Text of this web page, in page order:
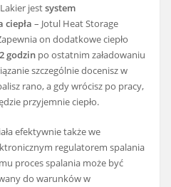
jestsystem
ciepła – Jotul Heat Storage
on dodatkowe ciepło
godzin po ostatnim załadowaniu
szczególnie docenisz w
rano, a gdy wrócisz po pracy,
przyjemnie ciepło.
efektywnie także we
regulatorem spalania
proces spalania może być
do warunków w